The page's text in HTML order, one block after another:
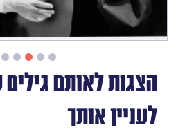
הצגות לאותם גילים
לעניין אותך